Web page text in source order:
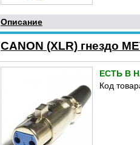
Описание
CANON (XLR) гнездо
ЕСТЬ В
Код